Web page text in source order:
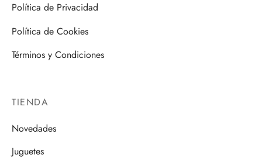
Política de Privacidad
Política de Cookies
Términos y Condiciones
TIENDA
Novedades
Juguetes